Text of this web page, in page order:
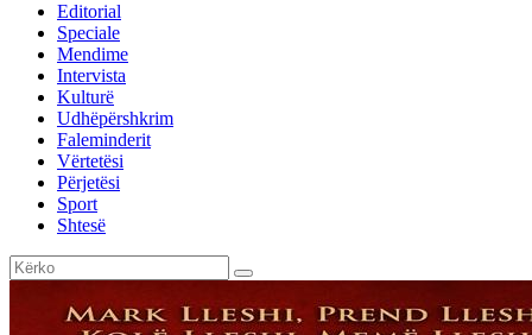
Editorial
Speciale
Mendime
Intervista
Kulturë
Udhëpërshkrim
Faleminderit
Vërtetësi
Përjetësi
Sport
Shtesë